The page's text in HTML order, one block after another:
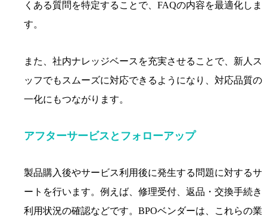
くある質問を特定することで、FAQの内容を最適化しま
す。
また、社内ナレッジベースを充実させることで、新人ス
ッフでもスムーズに対応できるようになり、対応品質の
一化にもつながります。
アフターサービスとフォローアップ
製品購入後やサービス利用後に発生する問題に対するサ
ートを行います。例えば、修理受付、返品・交換手続き
利用状況の確認などです。BPOベンダーは、これらの業